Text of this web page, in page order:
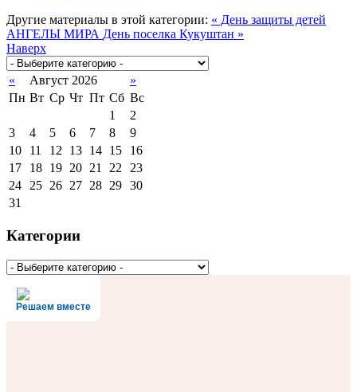
Другие материалы в этой категории: « День защиты детей
АНГЕЛЫ МИРА День поселка Кукуштан »
Наверх
« Август 2026
»
Пн Вт Ср Чт Пт Сб Вс
1
2
3
4 5 6 7 8
9
10
11 12 13 14 15
16
17
18 19 20 21 22
23
24
25 26 27 28 29 30
31
Категории
Решаем вместе